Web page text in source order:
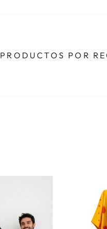
PRODUCTOS POR